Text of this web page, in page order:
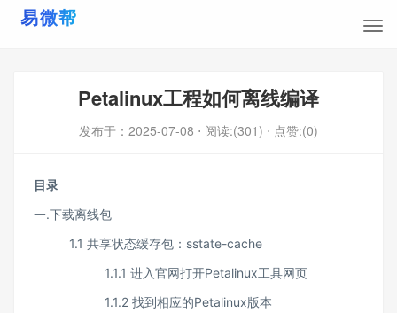
Petalinux工程如何离线编译
发布于： 2025-07-08 ⋅ 阅读:(301) ⋅ 点赞:(0)
目录
一.下载离线包
1.1 共享状态缓存包：sstate-cache
1.1.1 进入官网打开Petalinux工具网页
1.1.2 找到相应的Petalinux版本